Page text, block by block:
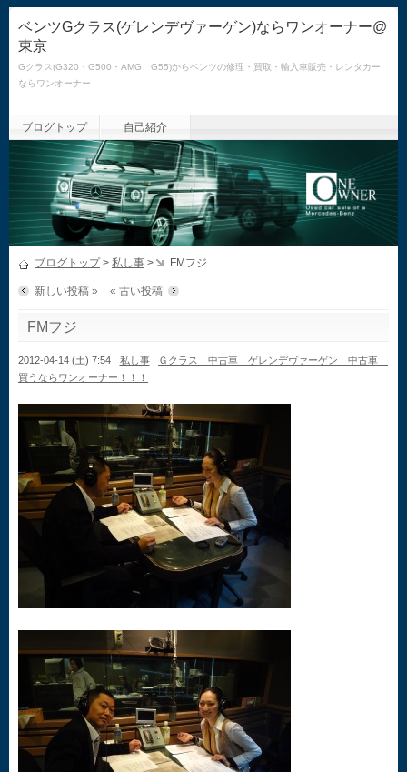
ベンツGクラス(ゲレンデヴァーゲン)ならワンオーナー@
東京
Gクラス(G320・G500・AMG G55)からベンツの修理・買取・輸入車販売・レンタカー
ならワンオーナー
ブログトップ 自己紹介
ブログトップ> 私し事 > FMフジ
新しい投稿 » « 古い投稿
FMフジ
2012-04-14 (土) 7:54 私し事
Ｇクラス 中古車 ゲレンデヴァーゲン 中古車
買うならワンオーナー！！！